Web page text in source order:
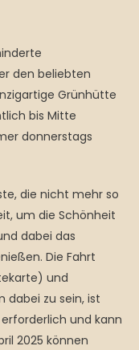
den beliebten
Grünhütte
bis Mitte
donnerstags
die nicht mehr so
um die Schönheit
dabei das
Die Fahrt
und
dabei zu sein, ist
und kann
2025 können